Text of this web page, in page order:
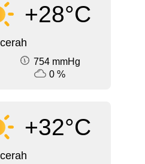
+28°C
754 mmHg
0 %
+32°C